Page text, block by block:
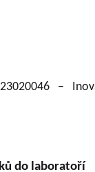
–
do laboratoří